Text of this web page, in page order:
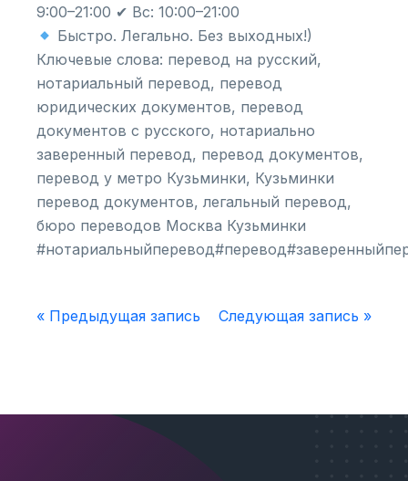
9:00–21:00 ✔ Вс: 10:00–21:00
Быстро. Легально. Без выходных!)
Ключевые слова: перевод на русский,
нотариальный перевод, перевод
юридических документов, перевод
документов с русского, нотариально
заверенный перевод, перевод документов,
перевод у метро Кузьминки, Кузьминки
перевод документов, легальный перевод,
бюро переводов Москва Кузьминки
« Предыдущая запись Следующая запись »